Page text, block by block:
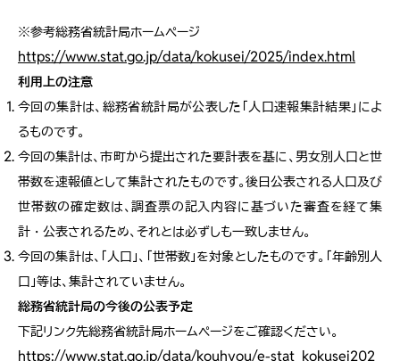
※参考総務省統計局ホームページ
https://www.stat.go.jp/data/kokusei/2025/index.html
利用上の注意
今回の集計は、総務省統計局が公表した「人口速報集計結果」によ
るものです。
今回の集計は、市町から提出された要計表を基に、男女別人口と世
帯数を速報値として集計されたものです。後日公表される人口及び
世帯数の確定数は、調査票の記入内容に基づいた審査を経て集
計・公表されるため、それとは必ずしも一致しません。
今回の集計は、「人口」、「世帯数」を対象としたものです。「年齢別人
口」等は、集計されていません。
総務省統計局の今後の公表予定
下記リンク先総務省統計局ホームページをご確認ください。
https://www.stat.go.jp/data/kouhyou/e-stat_kokusei202